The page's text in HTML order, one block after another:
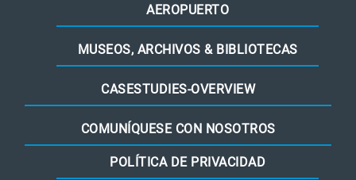
AEROPUERTO
MUSEOS, ARCHIVOS & BIBLIOTECAS
CASESTUDIES-OVERVIEW
COMUNÍQUESE CON NOSOTROS
POLÍTICA DE PRIVACIDAD